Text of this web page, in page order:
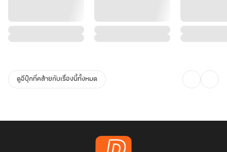
ดูอีบุ๊กที่คล้ายกับเรื่องนี้ทั้งหมด